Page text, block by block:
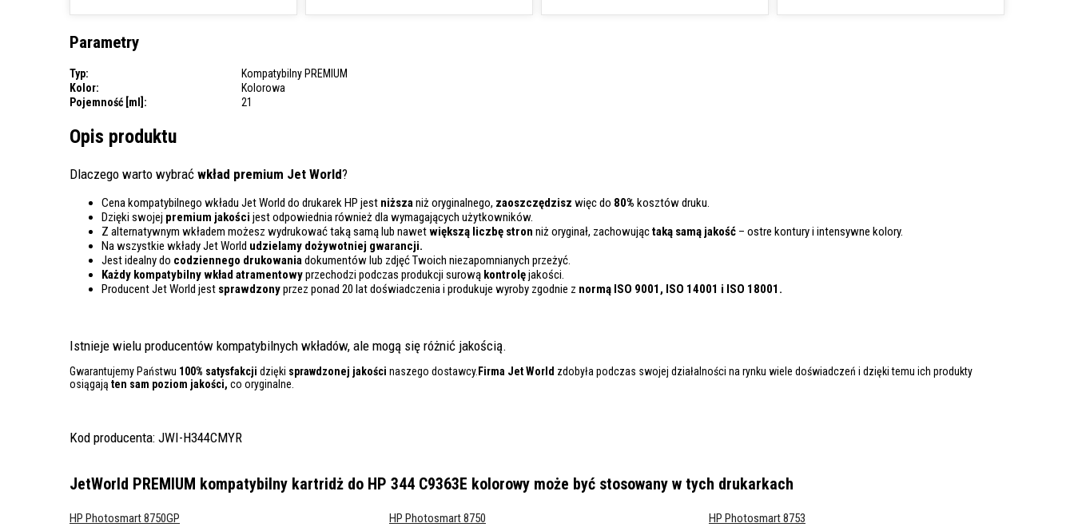
Parametry
Typ:
Kompatybilny PREMIUM
Kolor:
Kolorowa
Pojemność [ml]:
21
Opis produktu
Dlaczego warto wybrać wkład premium Jet World?
Cena kompatybilnego wkładu Jet World do drukarek HP jest niższaniż oryginalnego, zaoszczędzisz więc do 80% kosztów druku.
Dzięki swojej premium jakości jest odpowiednia również dla wymagających użytkowników.
Z alternatywnym wkładem możesz wydrukować taką samą lub nawetwiększą liczbę stron niż oryginał, zachowująctaką samą jakość – ostre kontury i intensywne kolory.
Na wszystkie wkłady Jet World udzielamy dożywotniej gwarancji.
Jest idealny do codziennego drukowaniadokumentów lub zdjęć Twoich niezapomnianych przeżyć.
Każdy kompatybilny wkład atramentowyprzechodzi podczas produkcji surową kontrolęjakości.
Producent Jet World jest sprawdzonyprzez ponad 20 lat doświadczenia i produkuje wyroby zgodnie z normą ISO 9001, ISO 14001 i ISO 18001.
Istnieje wielu producentów kompatybilnych wkładów, ale mogą się różnić jakością.
Gwarantujemy Państwu 100% satysfakcji dzięki sprawdzonej jakości naszego dostawcy. Firma Jet World zdobyła podczas swojej działalności na rynku wiele doświadczeń i dzięki temu ich produkty
osiągają ten sam poziom jakości, co oryginalne.
Kod producenta: JWI-H344CMYR
JetWorld PREMIUM kompatybilny kartridż do HP 344 C9363E kolorowy może być stosowany w tych drukarkach
HP Photosmart 8750GP HP Photosmart 8750 HP Photosmart 8753